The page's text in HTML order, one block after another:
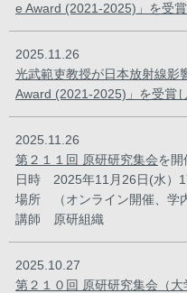
e Award (2021-2025)」を受賞
2025.11.26
光武範吏教授が日本放射線影
Award (2021-2025)」を受賞し
2025.11.26
第２１１回 原研研究集会を開
日時 2025年11月26日(水）
場所 （オンライン開催、学
講師 原研組織
2025.10.27
第２１０回 原研研究集会（大